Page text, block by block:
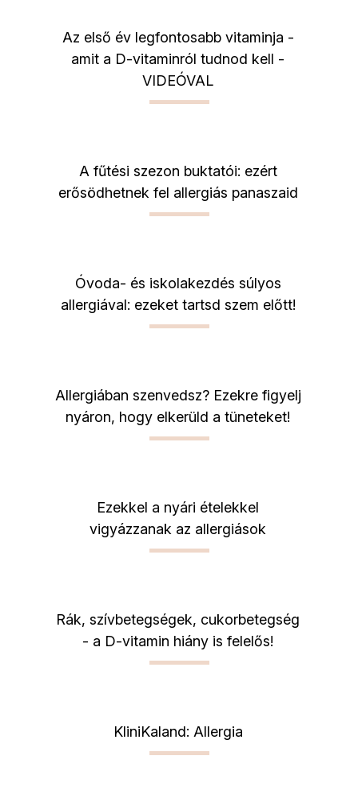
Az első év legfontosabb vitaminja -
amit a D-vitaminról tudnod kell -
VIDEÓVAL
A fűtési szezon buktatói: ezért
erősödhetnek fel allergiás panaszaid
Óvoda- és iskolakezdés súlyos
allergiával: ezeket tartsd szem előtt!
Allergiában szenvedsz? Ezekre figyelj
nyáron, hogy elkerüld a tüneteket!
Ezekkel a nyári ételekkel
vigyázzanak az allergiások
Rák, szívbetegségek, cukorbetegség
- a D-vitamin hiány is felelős!
KliniKaland: Allergia